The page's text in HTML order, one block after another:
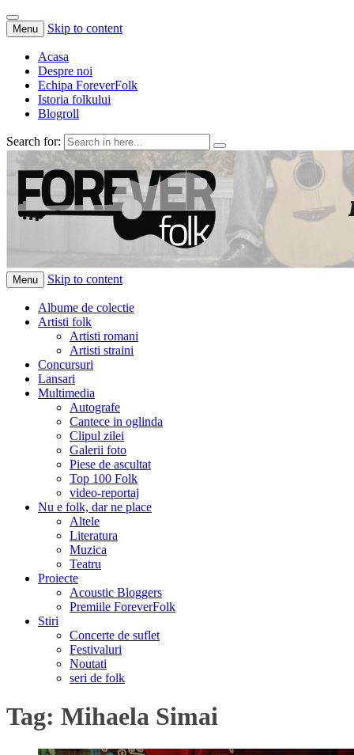
Menu Skip to content
Acasa
Despre noi
Echipa ForeverFolk
Istoria folkului
Blogroll
Search for:
ForeverFolk
Muzica sufletului tau
Menu Skip to content
Albume de colectie
Artisti folk
Artisti romani
Artisti straini
Concursuri
Lansari
Multimedia
Autografe
Cantece in oglinda
Clipul zilei
Galerii foto
Piese de ascultat
Top 100 Folk
video-reportaj
Nu e folk, dar ne place
Altele
Literatura
Muzica
Teatru
Proiecte
Acoustic Bloggers
Premiile ForeverFolk
Stiri
Concerte de suflet
Festivaluri
Noutati
seri de folk
Tag: Mihaela Simai